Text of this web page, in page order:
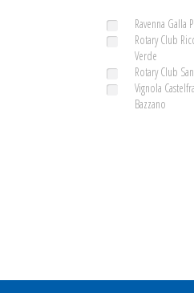
Ravenna Galla
Rotary Club
Verde
Rotary Club
Vignola
Bazzano